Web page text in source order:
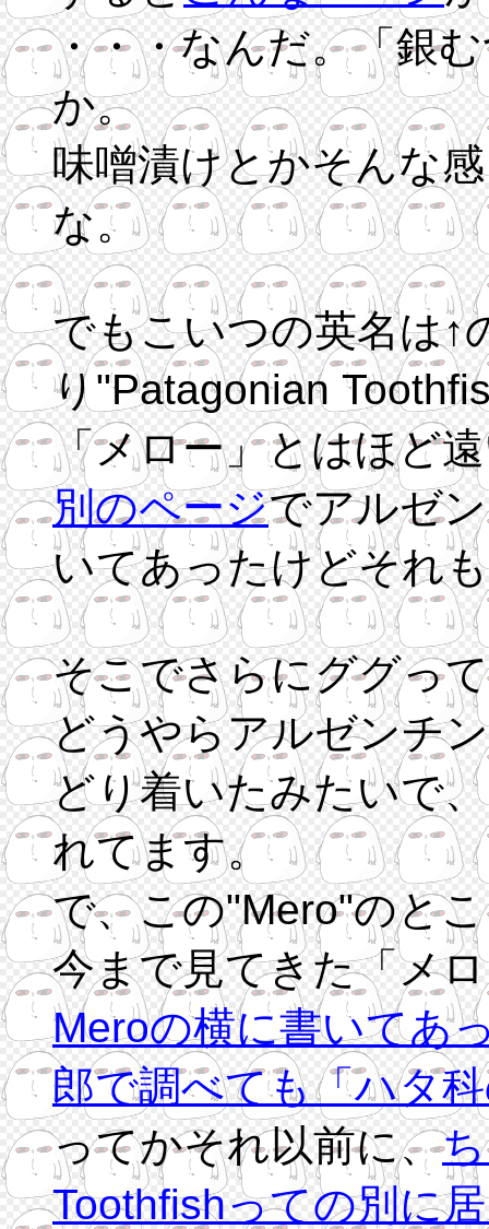
・・・なんだ。「銀
か。
味噌漬けとかそんな
な。
でもこいつの英名は↑
り"Patagonian
「メロー」とはほど
別のページでアルゼ
いてあったけどそれ
そこでさらにググっ
どうやらアルゼンチ
どり着いたみたいで
れてます。
で、この"Mero"のと
今まで見てきた「メ
Meroの横に書いてあ
郎で調べても「ハタ
ってかそれ以前に、
Toothfishっての別に